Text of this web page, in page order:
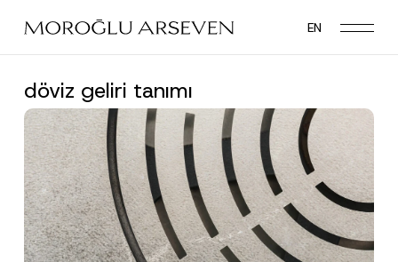
main
EN
döviz geliri tanımı